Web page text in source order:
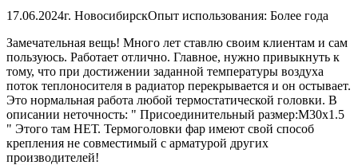
17.06.2024г. НовосибирскОпыт использования: Более года
Замечательная вещь! Много лет ставлю своим клиентам и сам
пользуюсь. Работает отлично. Главное, нужно привыкнуть к
тому, что при достижении заданной температуры воздуха
поток теплоносителя в радиатор перекрывается и он остывает.
Это нормальная работа любой термостатической головки. В
описании неточность: " Присоединительный размер:М30х1.5
" Этого там НЕТ. Термоголовки фар имеют свой способ
крепления не совместимый с арматурой других
производителей!